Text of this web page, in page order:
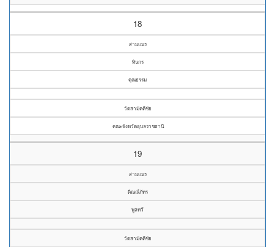
18
สามเณร
ทินกร
คุณธรรม
วัดสามัคคีชัย
คณะจังหวัดอุบลราชธานี
19
สามเณร
ติณณ์ภัทร
พูลทวี
วัดสามัคคีชัย